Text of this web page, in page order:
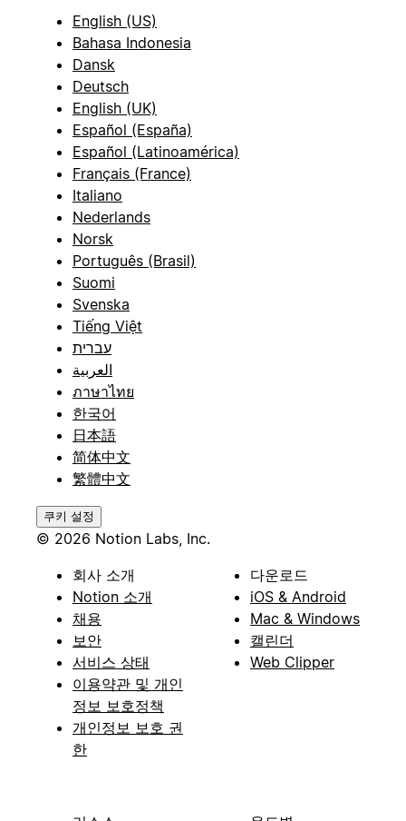
English (US)
Bahasa Indonesia
Dansk
Deutsch
English (UK)
Español (España)
Español (Latinoamérica)
Français (France)
Italiano
Nederlands
Norsk
Português (Brasil)
Suomi
Svenska
Tiếng Việt
עברית
العربية
ภาษาไทย
한국어
日本語
简体中文
繁體中文
쿠키 설정
© 2026 Notion Labs, Inc.
회사 소개
Notion 소개
채용
보안
서비스 상태
이용약관 및 개인
정보 보호정책
개인정보 보호 권
한
다운로드
iOS & Android
Mac & Windows
캘린더
Web Clipper